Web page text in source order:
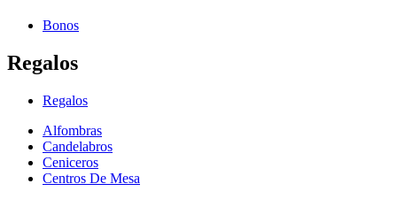
Bonos
Regalos
Regalos
Alfombras
Candelabros
Ceniceros
Centros De Mesa